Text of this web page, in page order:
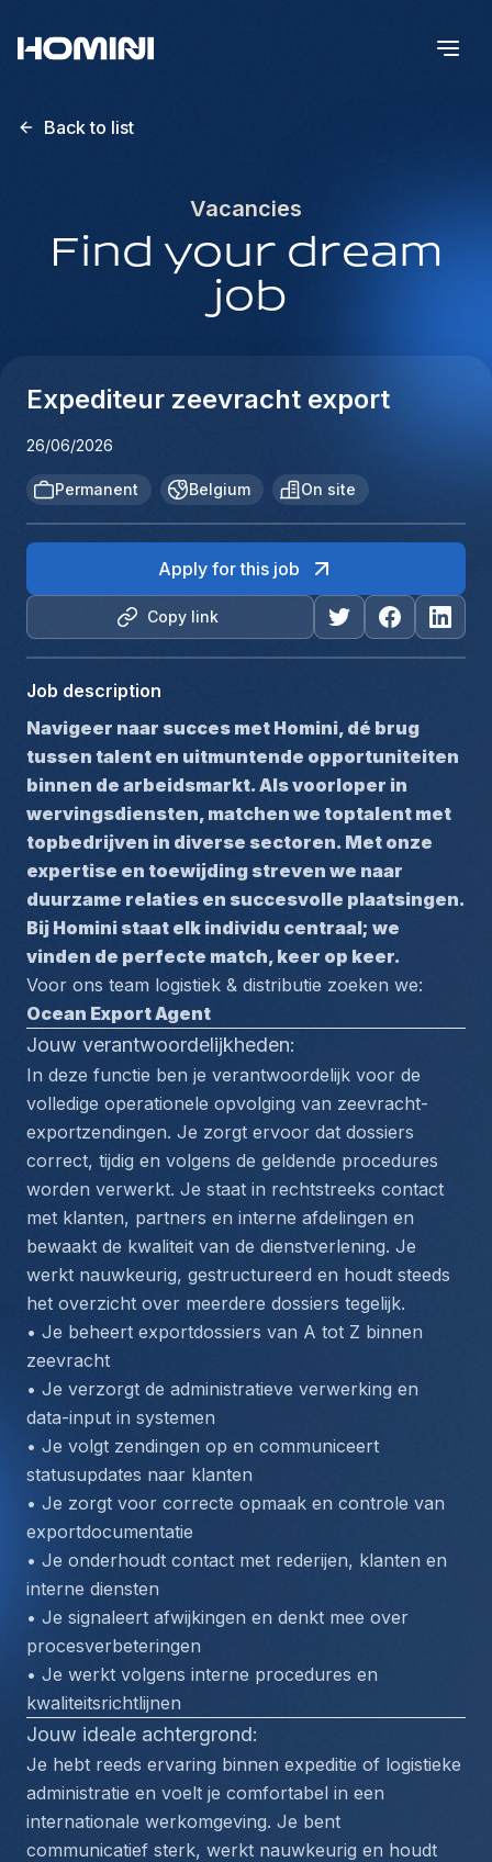
Back to list
Vacancies
Find your dream
job
Expediteur zeevracht export
26/06/2026
Permanent Belgium On site
Copy link
Apply for this job
Job description
Navigeer naar succes met Homini, dé brug
tussen talent en uitmuntende opportuniteiten
binnen de arbeidsmarkt. Als voorloper in
wervingsdiensten, matchen we toptalent met
topbedrijven in diverse sectoren. Met onze
expertise en toewijding streven we naar
duurzame relaties en succesvolle plaatsingen.
Bij Homini staat elk individu centraal; we
vinden de perfecte match, keer op keer.
Ocean Export Agent
Jouw verantwoordelijkheden:
In deze functie ben je verantwoordelijk voor de
volledige operationele opvolging van zeevracht-
exportzendingen. Je zorgt ervoor dat dossiers
correct, tijdig en volgens de geldende procedures
worden verwerkt. Je staat in rechtstreeks contact
met klanten, partners en interne afdelingen en
bewaakt de kwaliteit van de dienstverlening. Je
werkt nauwkeurig, gestructureerd en houdt steeds
het overzicht over meerdere dossiers tegelijk.
• Je beheert exportdossiers van A tot Z binnen
zeevracht
• Je verzorgt de administratieve verwerking en
data-input in systemen
• Je volgt zendingen op en communiceert
statusupdates naar klanten
• Je zorgt voor correcte opmaak en controle van
exportdocumentatie
• Je onderhoudt contact met rederijen, klanten en
interne diensten
• Je signaleert afwijkingen en denkt mee over
procesverbeteringen
• Je werkt volgens interne procedures en
kwaliteitsrichtlijnen
Jouw ideale achtergrond:
Je hebt reeds ervaring binnen expeditie of logistieke
administratie en voelt je comfortabel in een
internationale werkomgeving. Je bent
communicatief sterk, werkt nauwkeurig en houdt